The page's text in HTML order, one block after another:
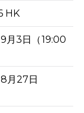
HK
月3日（19:00
月27日